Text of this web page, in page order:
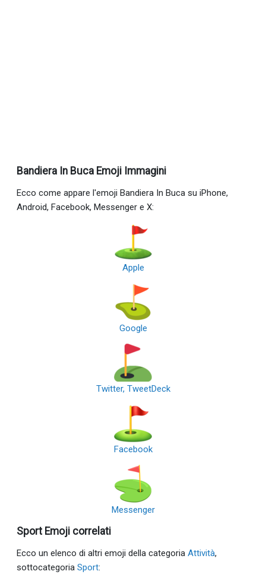
Bandiera In Buca Emoji Immagini
Ecco come appare l'emoji Bandiera In Buca su iPhone,
Android, Facebook, Messenger e X:
Apple
Google
Twitter, TweetDeck
Facebook
Messenger
Sport Emoji correlati
Ecco un elenco di altri emoji della categoria Attività,
sottocategoria Sport: